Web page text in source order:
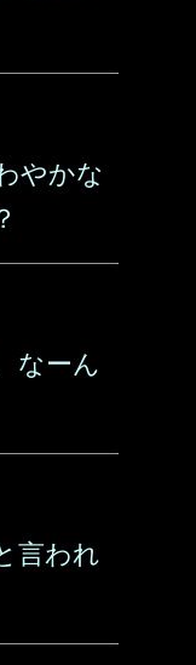
やかな
なーん
言われ